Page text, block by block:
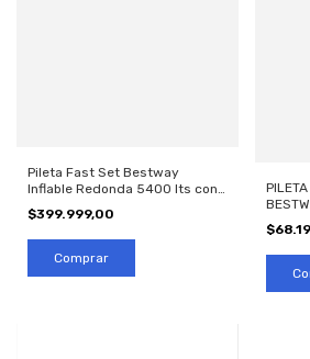
Pileta Fast Set Bestway
Inflable Redonda 5400 lts con
bomba (cod 57445 )
$399.999,00